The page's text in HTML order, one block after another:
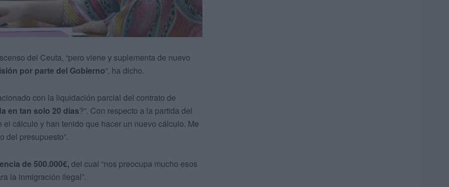
del Ceuta, “pero viene y suplementa de nuevo
por parte del Gobierno”, ha dicho.
con la liquidación parcial del contrato de
en tan solo 20 días?”. Con respecto a la partida del
cálculo y han tenido que hacer un nuevo cálculo. Me
del presupuesto”.
de 500.000€, del cual “nos preocupa mucho esos
la inmigración ilegal”.